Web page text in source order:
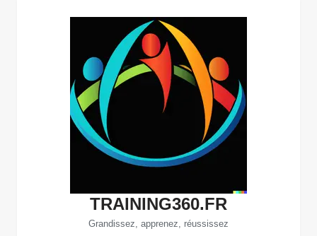
TRAINING360.FR
Grandissez, apprenez, réussissez